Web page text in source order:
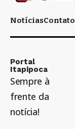
NotíciasContato
Portal
Itapipoca
Sempre à
frente da
notícia!